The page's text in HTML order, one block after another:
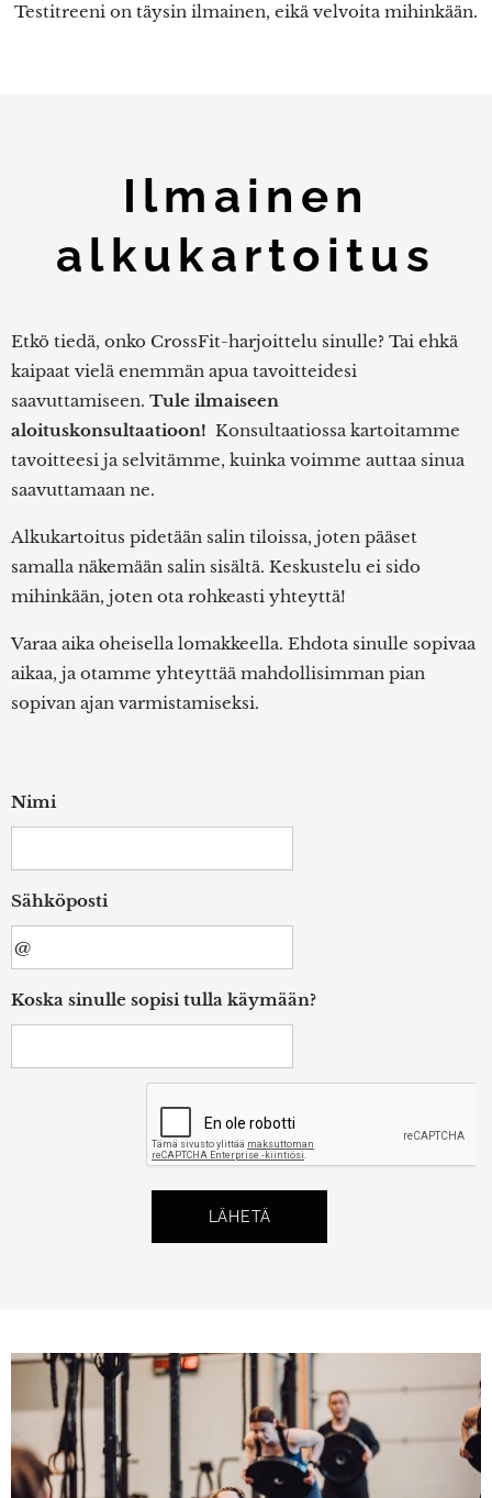
Testitreeni on täysin ilmainen, eikä velvoita mihinkään.
Ilmainen
alkukartoitus
Etkö tiedä, onko CrossFit-harjoittelu sinulle? Tai ehkä
kaipaat vielä enemmän apua tavoitteidesi
saavuttamiseen. Tule ilmaiseen
aloituskonsultaatioon! Konsultaatiossa kartoitamme
tavoitteesi ja selvitämme, kuinka voimme auttaa sinua
saavuttamaan ne.
Alkukartoitus pidetään salin tiloissa, joten pääset
samalla näkemään salin sisältä. Keskustelu ei sido
mihinkään, joten ota rohkeasti yhteyttä!
Varaa aika oheisella lomakkeella. Ehdota sinulle sopivaa
aikaa, ja otamme yhteyttää mahdollisimman pian
sopivan ajan varmistamiseksi.
Nimi
Sähköposti
Koska sinulle sopisi tulla käymään?
LÄHETÄ